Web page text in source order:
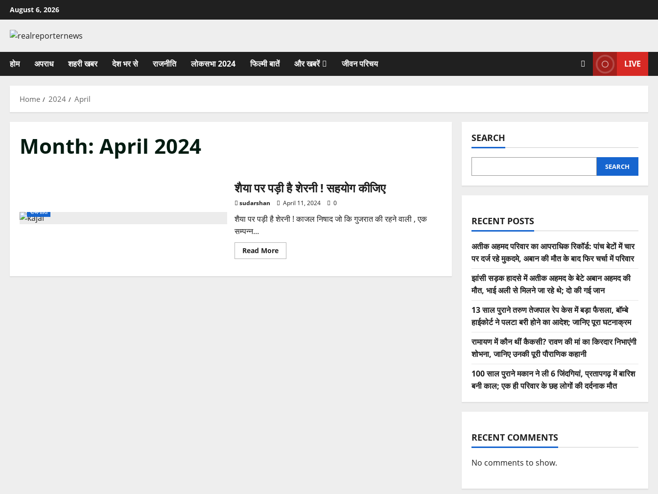
Skip
to
content
August 6, 2026
होम अपराध शहरी खबर देश भर से राजनीति लोकसभा 2024 फिल्मी बातें और खबरें जीवन परिचय LIVE
Home 2024 April
Month: April 2024
राजनीति
शैया पर पड़ी है शेरनी ! सहयोग कीजिए
sudarshan April 11, 2024 0
शैया पर पड़ी है शेरनी ! काजल निषाद जो कि गुजरात की रहने वाली , एक
सम्पन्न...
Read MoreRead
more
पर
SEARCH
SEARCH
RECENT POSTS
अतीक अहमद परिवार का आपराधिक रिकॉर्ड: पांच बेटों में चार
पर दर्ज रहे मुकदमे, अबान की मौत के बाद फिर चर्चा में परिवार
झांसी सड़क हादसे में अतीक अहमद के बेटे अबान अहमद की
मौत, भाई अली से मिलने जा रहे थे; दो की गई जान
13 साल पुराने तरुण तेजपाल रेप केस में बड़ा फैसला, बॉम्बे
हाईकोर्ट ने पलटा बरी होने का आदेश; जानिए पूरा घटनाक्रम
रामायण में कौन थीं कैकसी? रावण की मां का किरदार निभाएंगी
शोभना, जानिए उनकी पूरी पौराणिक कहानी
100 साल पुराने मकान ने ली 6 जिंदगियां, प्रतापगढ़ में बारिश
बनी काल; एक ही परिवार के छह लोगों की दर्दनाक मौत
RECENT COMMENTS
No comments to show.